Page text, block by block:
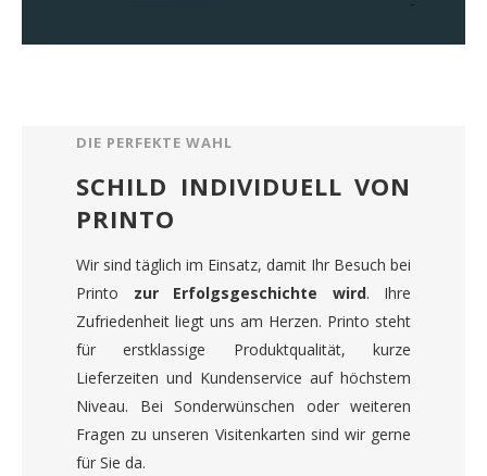
DIE PERFEKTE WAHL
SCHILD INDIVIDUELL VON
PRINTO
Wir sind täglich im Einsatz, damit Ihr Besuch bei
Printo zur Erfolgsgeschichte wird. Ihre
Zufriedenheit liegt uns am Herzen. Printo steht
für erstklassige Produktqualität, kurze
Lieferzeiten und Kundenservice auf höchstem
Niveau. Bei Sonderwünschen oder weiteren
Fragen zu unseren Visitenkarten sind wir gerne
für Sie da.